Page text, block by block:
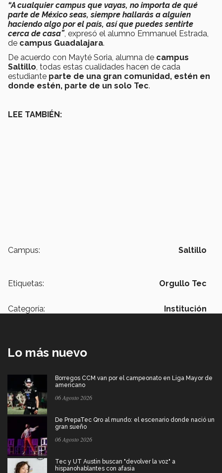
“A cualquier campus que vayas, no importa de qué
parte de México seas, siempre hallarás a alguien
haciendo algo por el país, así que puedes sentirte
cerca de casa”, expresó el alumno Emmanuel Estrada,
de campus Guadalajara.
De acuerdo con Mayté Soria, alumna de campus
Saltillo, todas estas cualidades hacen de cada
estudiante parte de una gran comunidad, estén en
donde estén, parte de un solo Tec.
LEE TAMBIÉN:
Campus: Saltillo
Etiquetas: Orgullo Tec
Categoría: Institución
Lo más nuevo
Borregos CCM van por el campeonato en Liga Mayor de
americano
06 Agosto 2026
De PrepaTec Qro al mundo: el escenario donde nació un
gran sueño
06 Agosto 2026
Tec y UT Austin buscan "devolver la voz" a
hispanohablantes con afasia